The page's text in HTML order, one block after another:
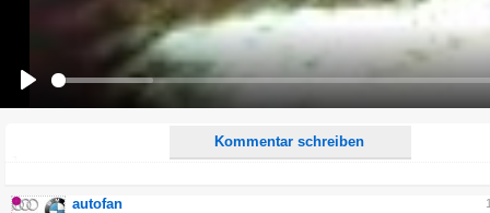
Kommentar schreiben
Alle HTML-Tags außer <br>, <strike> und <i> werden aus Deinem Kommentar entfernt.
URLs werden automatisch umgewandelt. Bitte verwende "www." oder "http://" in URLs
Ich möchte eine E-Mail, wenn zu meinem Kommentar Antworten erscheinen.
Ich möchte eine E-Mail, wenn auf dieser Seite weitere Kommentare erscheinen.
autofan